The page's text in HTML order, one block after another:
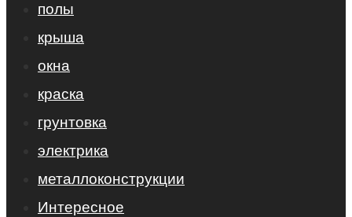
полы
крыша
окна
краска
грунтовка
электрика
металлоконструкции
Интересное